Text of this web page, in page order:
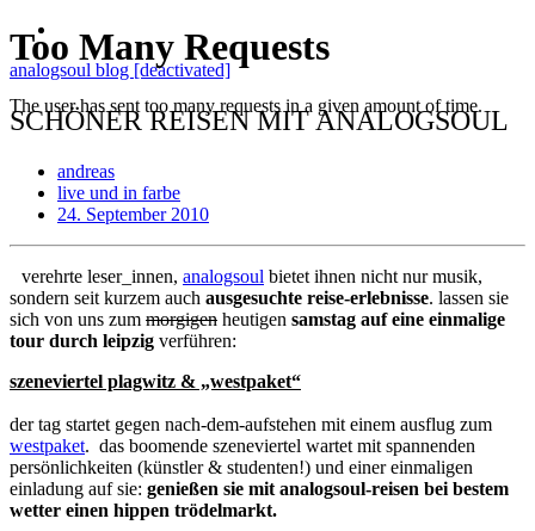
analogsoul blog [deactivated]
SCHÖNER REISEN MIT ANALOGSOUL
andreas
live und in farbe
24. September 2010
verehrte leser_innen, analogsoul bietet ihnen nicht nur musik,
sondern seit kurzem auch ausgesuchte reise-erlebnisse. lassen sie
sich von uns zum morgigen heutigen samstag auf eine einmalige
tour durch leipzig verführen:
szeneviertel plagwitz & „westpaket“
der tag startet gegen nach-dem-aufstehen mit einem ausflug zum
westpaket. das boomende szeneviertel wartet mit spannenden
persönlichkeiten (künstler & studenten!) und einer einmaligen
einladung auf sie: genießen sie mit analogsoul-reisen bei bestem
wetter einen hippen trödelmarkt.